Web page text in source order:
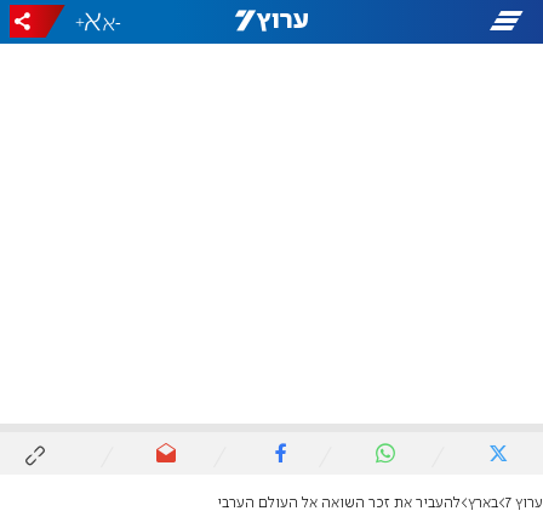
-
+
ערוץ 7 בארץ להעביר את זכר השואה אל העולם הערבי